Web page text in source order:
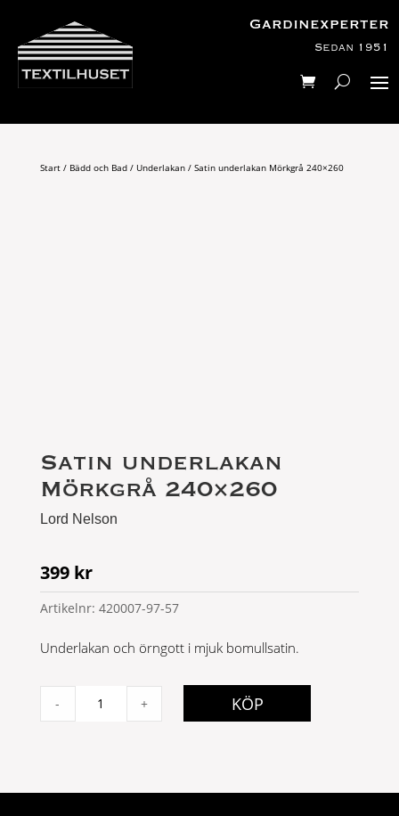
Gardinexperter
Sedan 1951
Start/ Bädd och Bad/ Underlakan/ Satin underlakan Mörkgrå 240×260
Satin underlakan
Mörkgrå 240×260
Lord Nelson
399 kr
Artikelnr: 420007-97-57
Underlakan och örngott i mjuk bomullsatin.
- + KÖP